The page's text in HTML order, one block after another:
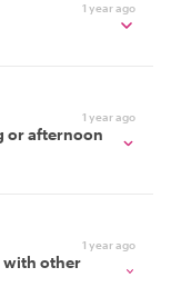
1 year ago
1 year ago
or afternoon
1 year ago
with other